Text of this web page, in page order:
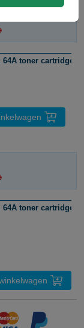
toner cartridge
64A toner cartridge